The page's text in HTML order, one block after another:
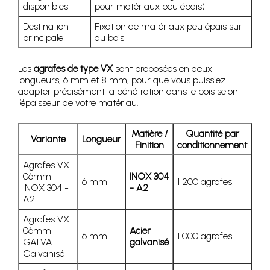
disponibles
pour matériaux peu épais)
Destination
principale
Fixation de matériaux peu épais sur
du bois
Les agrafes de type VXsont proposées en deux
longueurs, 6 mm et 8 mm, pour que vous puissiez
adapter précisément la pénétration dans le bois selon
l’épaisseur de votre matériau.
Variante Longueur
Matière /
Finition
Quantité par
conditionnement
Agrafes VX
06mm
INOX 304 -
A2
6 mm
INOX 304
- A2
1 200 agrafes
Agrafes VX
06mm
GALVA
Galvanisé
6 mm
Acier
galvanisé
1 000 agrafes